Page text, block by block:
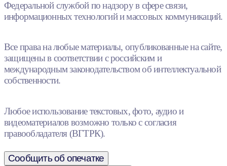
Федеральной службой по надзору в сфере связи,
информационных технологий и массовых коммуникаций.
Все права на любые материалы, опубликованные на сайте,
защищены в соответствии с российским и
международным законодательством об интеллектуальной
собственности.
Любое использование текстовых, фото, аудио и
видеоматериалов возможно только с согласия
правообладателя (ВГТРК).
Сообщить об опечатке